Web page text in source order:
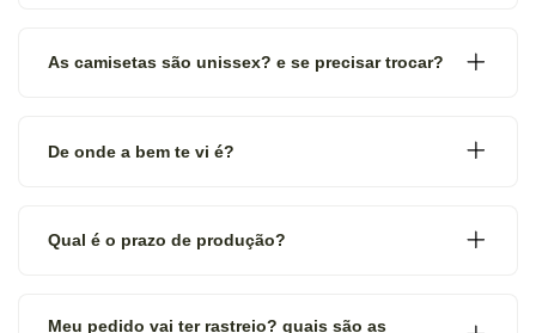
As camisetas são unissex? e se precisar trocar?
De onde a bem te vi é?
Qual é o prazo de produção?
Meu pedido vai ter rastreio? quais são as